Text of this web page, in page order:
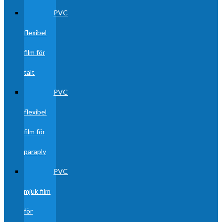
PVC
flexibel
film för
tält
PVC
flexibel
film för
paraply
PVC
mjuk film
för